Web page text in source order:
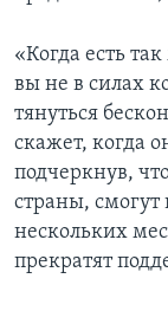
«Когда есть
вы не в силах
тянуться
скажет, когда
подчеркнув,
страны, смогут
нескольких
прекратят